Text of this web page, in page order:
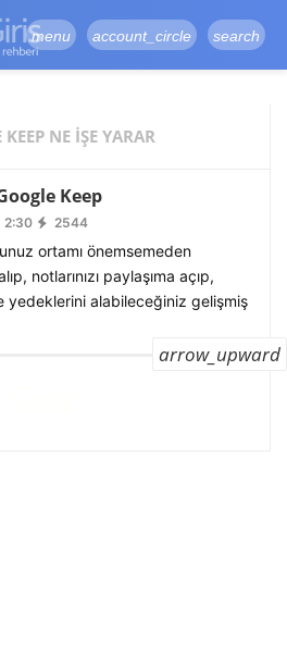
menu account_circle search
KEEP NE IŞE YARAR
Keep
2:30 2544
ortamı önemsemeden
notlarınızı paylaşıma açıp,
yedeklerini alabileceğiniz gelişmiş
arrow_upward